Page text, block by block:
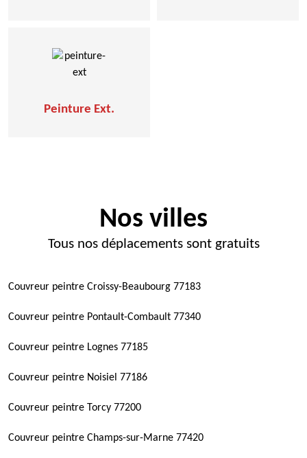
Peinture Ext.
Nos villes
Tous nos déplacements sont gratuits
Couvreur peintre Croissy-Beaubourg 77183
Couvreur peintre Pontault-Combault 77340
Couvreur peintre Lognes 77185
Couvreur peintre Noisiel 77186
Couvreur peintre Torcy 77200
Couvreur peintre Champs-sur-Marne 77420